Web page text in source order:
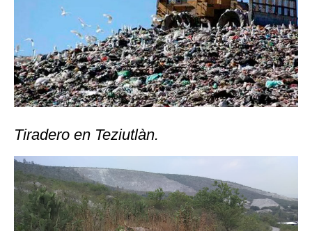
Tiradero en Teziutlàn.